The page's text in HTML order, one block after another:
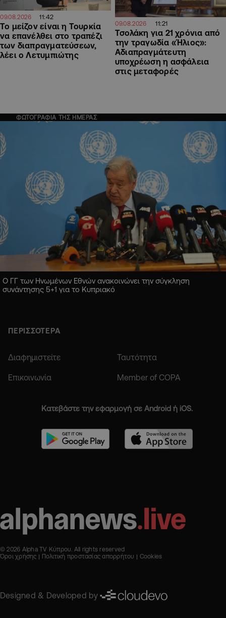
09.08.2026 11:42
Το μείζον είναι η Τουρκία
να επανέλθει στο τραπέζι
των διαπραγματεύσεων,
λέει ο Λετυμπιώτης
09.08.2026 11:21
Τσολάκη για 21 χρόνια από
την τραγωδία «Ήλιος»:
Αδιαπραγμάτευτη
υποχρέωση η ασφάλεια
στις μεταφορές
ΦΩΤΟΓΡΑΦΙΑ ΤΗΣ ΗΜΕΡΑΣ
Ο ΓΓ των Ηνωμένων Εθνών ανακοινώνει την σύγκληση
συνάντησης 5+1 για το Κυπριακό
ΠΕΡΙΣΣΟΤΕΡΑ
Διαφημιστείτε Ταυτότητα
Επικοινωνία Member of COPA
Κατεβάστε την εφαρμογή σε Android ή iOS.
© 2026 Alpha TV Κύπρου. All rights reserved
Όροι χρήσης
Πολιτική προστασίας απορρήτου Cookies
Designed & Developed by